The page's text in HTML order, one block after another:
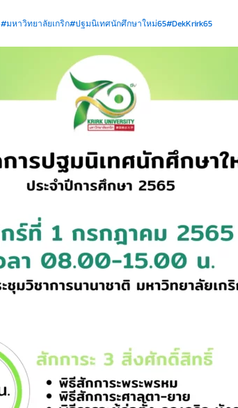
#มหาวิทยาลัยเกริก#ปฐมนิเทศนักศึกษาใหม่65#DekKrirk65